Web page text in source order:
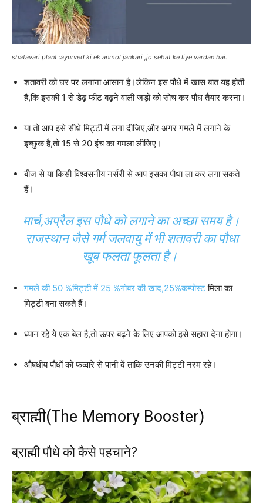
shatavari plant :ayurved ki ek anmol jankari ,jo sehat ke liye vardan hai.
शतावरी को घर पर लगाना आसान है।लेकिन इस पौधे में खास बात यह होती
है,कि इसकी 1 से डेढ़ फीट बढ़ने वाली जड़ों को सोच कर पौध तैयार करना।
या तो आप इसे सीधे मिट्टी में लगा दीजिए,और अगर गमले में लगाने के
इच्छुक है,तो 15 से 20 इंच का गमला लीजिए।
बीज से या किसी विश्वसनीय नर्सरी से आप इसका पौधा ला कर लगा सकते
हैं।
मार्च,अप्रैल इस पौधे को लगाने का अच्छा समय है।
राजस्थान जैसे गर्म जलवायु में भी शतावरी का पौधा
खूब फलता फूलता है।
गमले की 50 %मिट्टी में 25 %गोबर की खाद,25%कम्पोस्टमिला का
मिट्टी बना सकते हैं।
ध्यान रहे ये एक बेल है,तो ऊपर बढ़ने के लिए आपको इसे सहारा देना होगा।
औषधीय पौधों को फव्वारे से पानी दें ताकि उनकी मिट्टी नरम रहे।
ब्राह्मी(The Memory Booster)
ब्राह्मी पौधे को कैसे पहचाने?